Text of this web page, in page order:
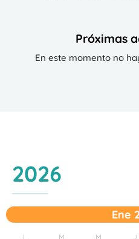
Próximas
En este momento no
2026
Ene
L M M J